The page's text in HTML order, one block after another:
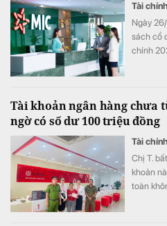
Tài chính
Ngày
sách cổ
chính
Tài khoản ngân hàng chưa
ngờ có số dư 100 triệu đồng
Tài chính
Chị T.
khoản
toàn